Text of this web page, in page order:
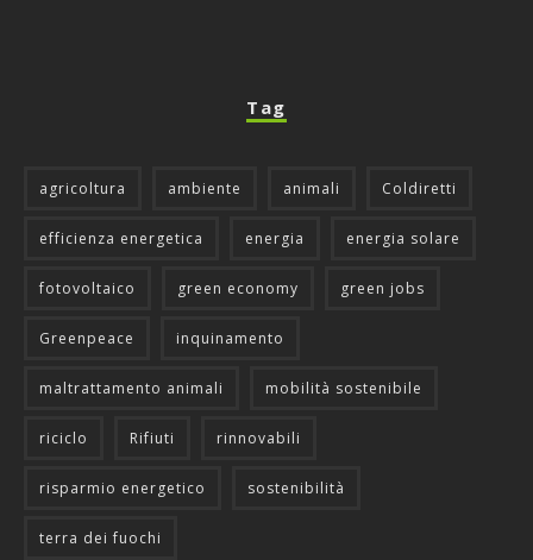
Tag
agricoltura ambiente animali Coldiretti
efficienza energetica energia energia solare
fotovoltaico green economy green jobs
Greenpeace inquinamento
maltrattamento animali mobilità sostenibile
riciclo Rifiuti rinnovabili
risparmio energetico sostenibilità
terra dei fuochi